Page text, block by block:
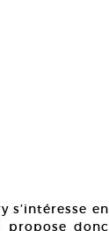
s’intéresse en
donc